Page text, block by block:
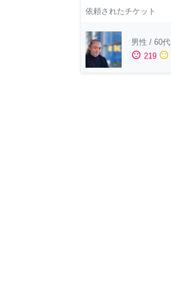
依頼されたチケット
男性 / 60代
sentiment_satisfied 219 sentiment_neutral